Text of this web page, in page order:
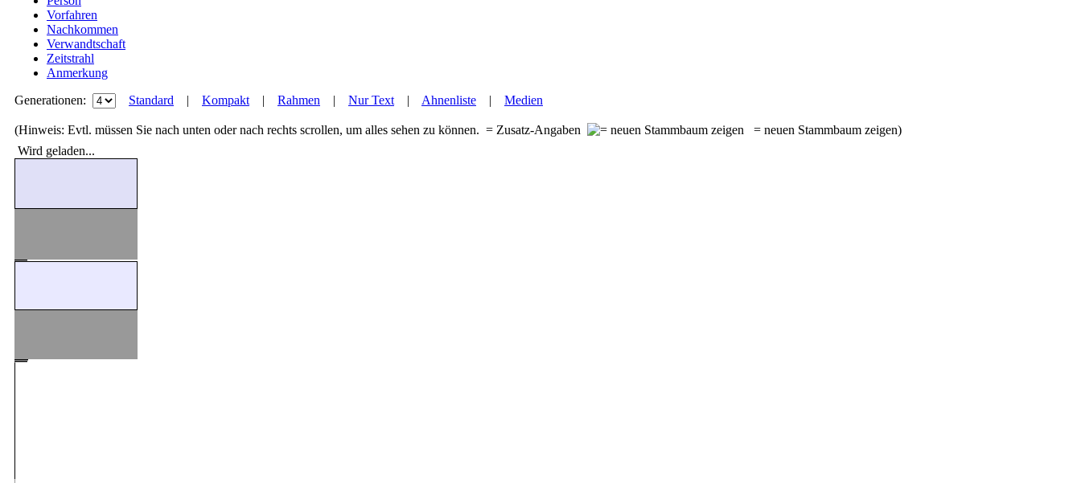
Vorfahren
Nachkommen
Verwandtschaft
Zeitstrahl
Anmerkung
Generationen:
Standard | Kompakt| Rahmen | Nur Text| Ahnenliste | Medien
(Hinweis: Evtl. müssen Sie nach unten oder nach rechts scrollen, um alles sehen zu können. = Zusatz-Angaben
= neuen Stammbaum zeigen)
Wird geladen...